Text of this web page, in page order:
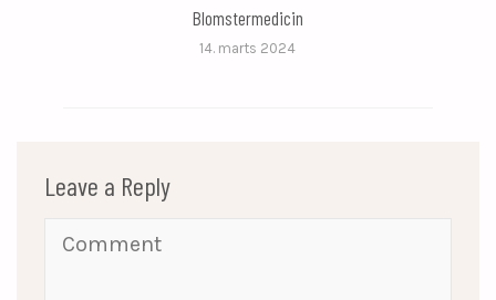
Blomstermedicin
14. marts 2024
Leave a Reply